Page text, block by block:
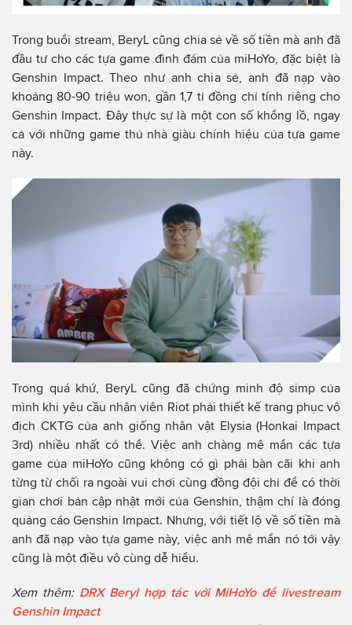
Trong buổi stream, BeryL cũng chia sẻ về số tiền mà anh đã
đầu tư cho các tựa game đình đám của miHoYo, đặc biệt là
Genshin Impact. Theo như anh chia sẻ, anh đã nạp vào
khoảng 80-90 triệu won, gần 1,7 tỉ đồng chỉ tính riêng cho
Genshin Impact. Đây thực sự là một con số khổng lồ, ngay
cả với những game thủ nhà giàu chính hiệu của tựa game
này.
Trong quá khứ, BeryL cũng đã chứng minh độ simp của
mình khi yêu cầu nhân viên Riot phải thiết kế trang phục vô
địch CKTG của anh giống nhân vật Elysia (Honkai Impact
3rd) nhiều nhất có thể. Việc anh chàng mê mẩn các tựa
game của miHoYo cũng không có gì phải bàn cãi khi anh
từng từ chối ra ngoài vui chơi cùng đồng đội chỉ để có thời
gian chơi bản cập nhật mới của Genshin, thậm chí là đóng
quảng cáo Genshin Impact. Nhưng, với tiết lộ về số tiền mà
anh đã nạp vào tựa game này, việc anh mê mẩn nó tới vậy
cũng là một điều vô cùng dễ hiểu.
Xem thêm: DRX Beryl hợp tác với MiHoYo để livestream
Genshin Impact